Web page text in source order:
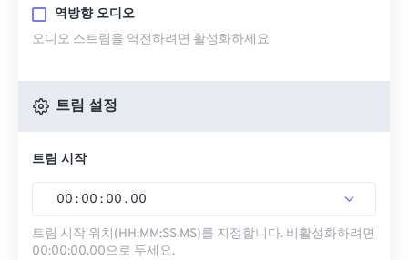
역방향 오디오
오디오 스트림을 역전하려면 활성화하세요
트림 설정
트림 시작
00 : 00 : 00 . 00
트림 시작 위치(HH:MM:SS.MS)를 지정합니다. 비활성화하려면
00:00:00.00으로 두세요.